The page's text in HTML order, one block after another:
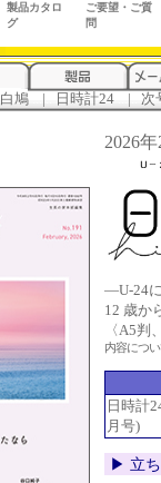
製品カタロ
グ
ご要望・ご質
問
白鳩 | 日時計24 | 次
2026
―U-24
12 歳か
〈A5
内容につ
日時計
月号)
▶︎ 立ち